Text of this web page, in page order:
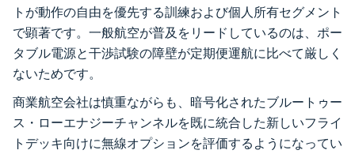
トが動作の自由を優先する訓練および個人所有セグメント
で顕著です。一般航空が普及をリードしているのは、ポー
タブル電源と干渉試験の障壁が定期便運航に比べて厳しく
ないためです。
商業航空会社は慎重ながらも、暗号化されたブルートゥー
ス・ローエナジーチャンネルを既に統合した新しいフライ
トデッキ向けに無線オプションを評価するようになってい